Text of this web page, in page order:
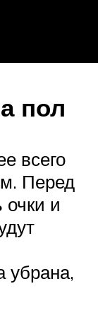
пол
всего
Перед
очки и
убрана,